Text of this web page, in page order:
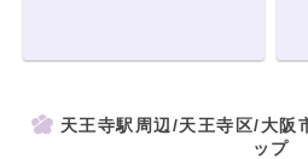
天王寺駅周辺/天王寺区/大阪
ップ